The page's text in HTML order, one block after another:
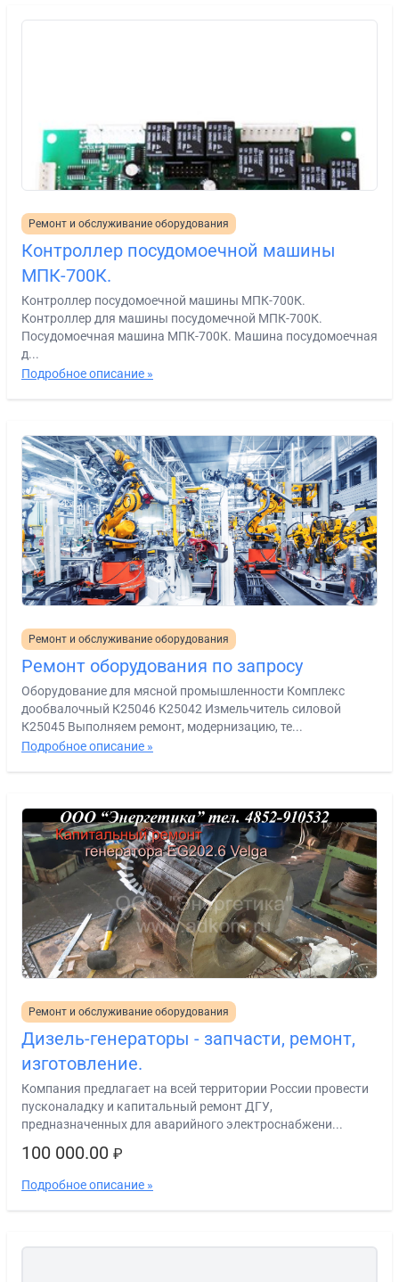
Ремонт и обслуживание оборудования
Контроллер посудомоечной машины
МПК-700К.
Контроллер посудомоечной машины МПК-700К.
Контроллер для машины посудомечной МПК-700К.
Посудомоечная машина МПК-700К. Машина посудомоечная
д...
Подробное описание »
Ремонт и обслуживание оборудования
Ремонт оборудования по запросу
Оборудование для мясной промышленности Комплекс
дообвалочный К25046 К25042 Измельчитель силовой
К25045 Выполняем ремонт, модернизацию, те...
Подробное описание »
Ремонт и обслуживание оборудования
Дизель-генераторы - запчасти, ремонт,
изготовление.
Компания предлагает на всей территории России провести
пусконаладку и капитальный ремонт ДГУ,
предназначенных для аварийного электроснабжени...
100 000.00 ₽
Подробное описание »